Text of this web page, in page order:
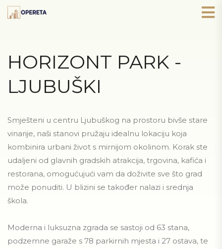
HORIZONT PARK -
LJUBUŠKI
Smješteni u centru Ljubuškog na prostoru bivše stare
vinarije, naši stanovi pružaju idealnu lokaciju koja
kombinira urbani život s mirnijom okolinom. Korak ste
udaljeni od glavnih gradskih atrakcija, trgovina, kafića i
restorana, omogućujući vam da doživite sve što grad
može ponuditi. U blizini se također nalazi i srednja
škola.
Moderna i luksuzna zgrada se sastoji od 63 stana,
podzemne garaže s 78 parkirnih mjesta i 27 ostava, te